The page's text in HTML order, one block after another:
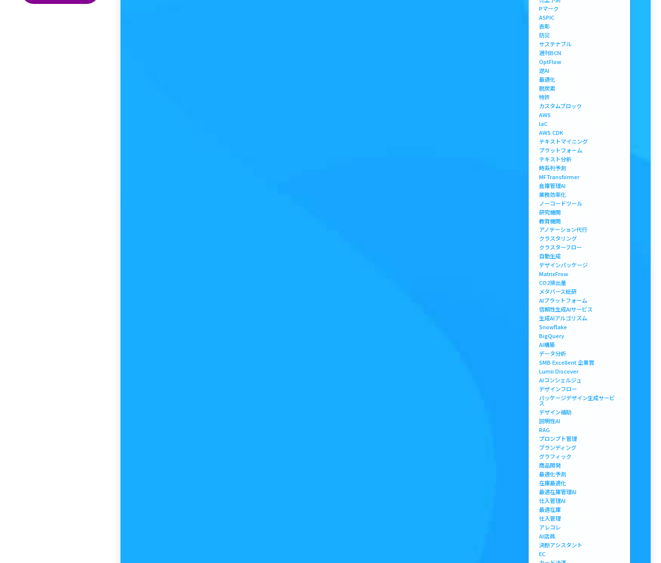
Pマーク
ASPIC
表彰
防災
サステナブル
週刊BCN
OptFlow
逆AI
最適化
脱炭素
特許
カスタムブロック
AWS
IaC
AWS CDK
テキストマイニング
プラットフォーム
テキスト分析
時系列予測
MFTransformer
倉庫管理AI
業務効率化
ノーコードツール
研究機関
教育機関
アノテーション代行
クラスタリング
クラスターフロー
自動生成
デザインパッケージ
MatrixFrow
CO2排出量
メタバース総研
AIプラットフォーム
信頼性生成AIサービス
生成AIアルゴリズム
Snowflake
BigQuery
AI構築
データ分析
SMB Excellent 企業賞
Lumii Discover
AIコンシェルジュ
デザインフロー
パッケージデザイン生成サービ
ス
デザイン補助
説明性AI
RAG
プロンプト管理
ブランディング
グラフィック
商品開発
最適化予測
在庫最適化
最適在庫管理AI
仕入管理AI
最適在庫
仕入管理
アレコレ
AI店員
決断アシスタント
EC